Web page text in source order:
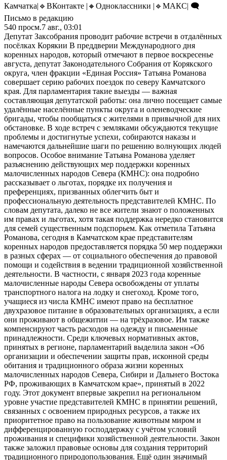
Камчатка|🔹ВКонтакте |🔸Одноклассники |🔹MАКС| 🗨️
Письмо в редакцию
540 просм.7 авг., 03:01
Депутат Заксобрания проводит рабочие встречи в отдалённых
посёлках Корякии В преддверии Международного дня
коренных народов, который отмечают в первое воскресенье
августа, депутат Законодательного Собрания от Корякского
округа, член фракции «Единая Россия» Татьяна Романова
совершает серию рабочих поездок по северу Камчатского
края. Для парламентария такие выезды — важная
составляющая депутатской работы: она лично посещает самые
удалённые населённые пункты округа и оленеводческие
бригады, чтобы пообщаться с жителями в привычной для них
обстановке. В ходе встреч с земляками обсуждаются текущие
проблемы и достигнутые успехи, собираются наказы и
намечаются дальнейшие шаги по решению волнующих людей
вопросов. Особое внимание Татьяна Романова уделяет
разъяснению действующих мер поддержки коренных
малочисленных народов Севера (КМНС): она подробно
рассказывает о льготах, порядке их получения и
преференциях, призванных облегчить быт и
профессиональную деятельность представителей КМНС. По
словам депутата, далеко не все жители знают о положенных
им правах и льготах, хотя такая поддержка нередко становится
для семей существенным подспорьем. Как отметила Татьяна
Романова, сегодня в Камчатском крае представителям
коренных народов предоставляется порядка 50 мер поддержки
в разных сферах — от социального обеспечения до правовой
помощи и содействия в ведении традиционной хозяйственной
деятельности. В частности, с января 2023 года коренные
малочисленные народы Севера освобождены от уплаты
транспортного налога на лодку и снегоход. Кроме того,
учащиеся из числа КМНС имеют право на бесплатное
двухразовое питание в образовательных организациях, а если
они проживают в общежитии — на трёхразовое. Им также
компенсируют часть расходов на одежду и письменные
принадлежности. Среди ключевых нормативных актов,
принятых в регионе, парламентарий выделила закон «Об
организации и обеспечении защиты прав, исконной среды
обитания и традиционного образа жизни коренных
малочисленных народов Севера, Сибири и Дальнего Востока
РФ, проживающих в Камчатском крае», принятый в 2022
году. Этот документ впервые закрепил на региональном
уровне участие представителей КМНС в принятии решений,
связанных с освоением природных ресурсов, а также их
приоритетное право на пользование животным миром и
дифференцированную господдержку с учётом условий
проживания и специфики хозяйственной деятельности. Закон
также заложил правовые основы для создания территорий
традиционного природопользования. Ещё один значимый